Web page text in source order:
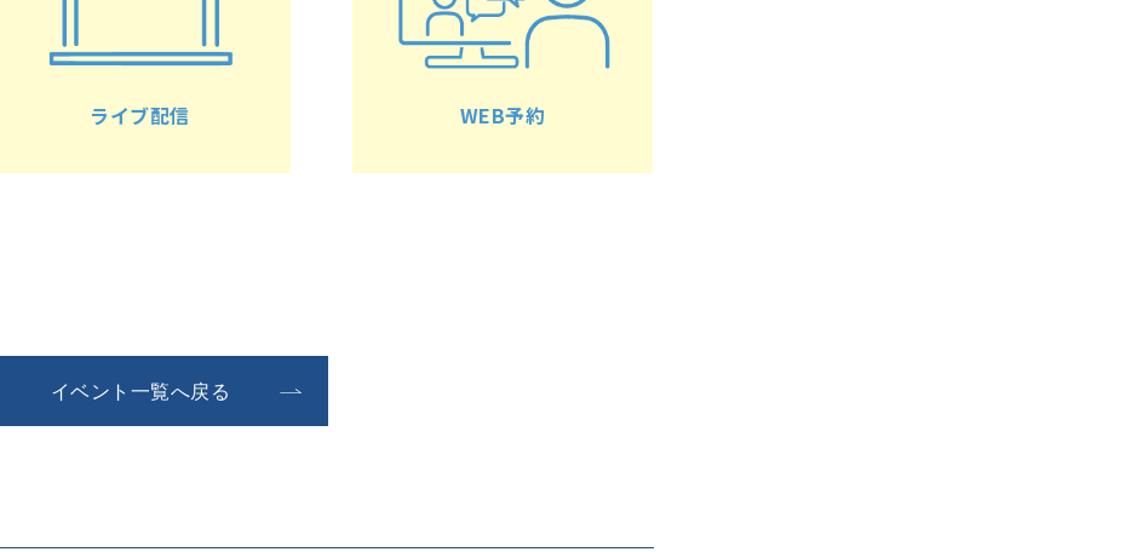
ライブ配信 WEB予約
イベント一覧へ戻る